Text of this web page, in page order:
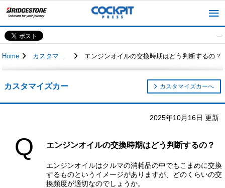
Home カスタマイズカー エンジンオイルの交換時期はどう判断するの？
カスタマイズカー カスタマイズカーへ
2025年10月16日 更新
Q エンジンオイルの交換時期はどう判断するの？
エンジンオイルはクルマの消耗品の中でもこまめに交換
するものというイメージがありますが、どのくらいの交
換頻度が適切なのでしょうか。